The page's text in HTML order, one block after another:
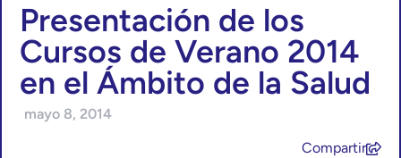
Presentación de los
Cursos de Verano 2014
en el Ámbito de la Salud
mayo 8, 2014
Compartir